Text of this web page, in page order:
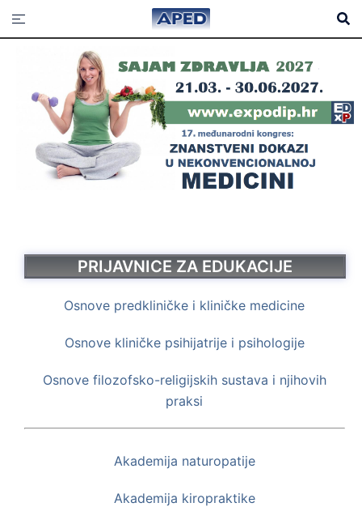
PRIJAVNICE ZA EDUKACIJE
Osnove predkliničke i kliničke medicine
Osnove kliničke psihijatrije i psihologije
Osnove filozofsko-religijskih sustava i njihovih
praksi
Akademija naturopatije
Akademija kiropraktike